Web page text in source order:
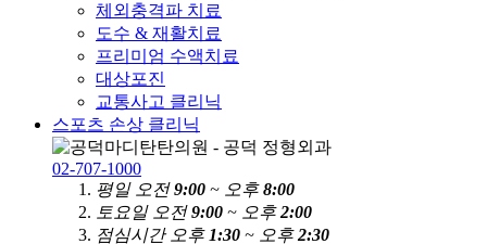
체외충격파 치료
도수 & 재활치료
프리미엄 수액치료
대상포진
교통사고 클리닉
스포츠 손상 클리닉
02-707-1000
평일 오전9:00 ~ 오후8:00
토요일 오전9:00 ~ 오후2:00
점심시간 오후1:30 ~ 오후2:30